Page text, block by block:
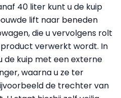
40 liter kunt u de kuip
lift naar beneden
die u vervolgens rolt
verwerkt wordt. In
de kuip met een externe
waarna u ze ter
de trechter van